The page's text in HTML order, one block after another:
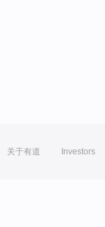
关于有道 Investors